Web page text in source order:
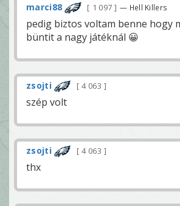
marci88 1 097 — Hell Killers
pedig biztos voltam benne hogy
büntit a nagy játéknál 😀
zsojti 4 063
szép volt
zsojti 4 063
thx